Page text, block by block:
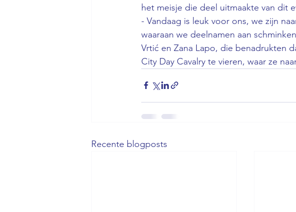
het meisje die deel uitmaakte van dit
- Vandaag is leuk voor ons, we zijn
waaraan we deelnamen aan
Vrtić en Zana Lapo, die benadrukten
City Day Cavalry te vieren, waar ze
Recente blogposts